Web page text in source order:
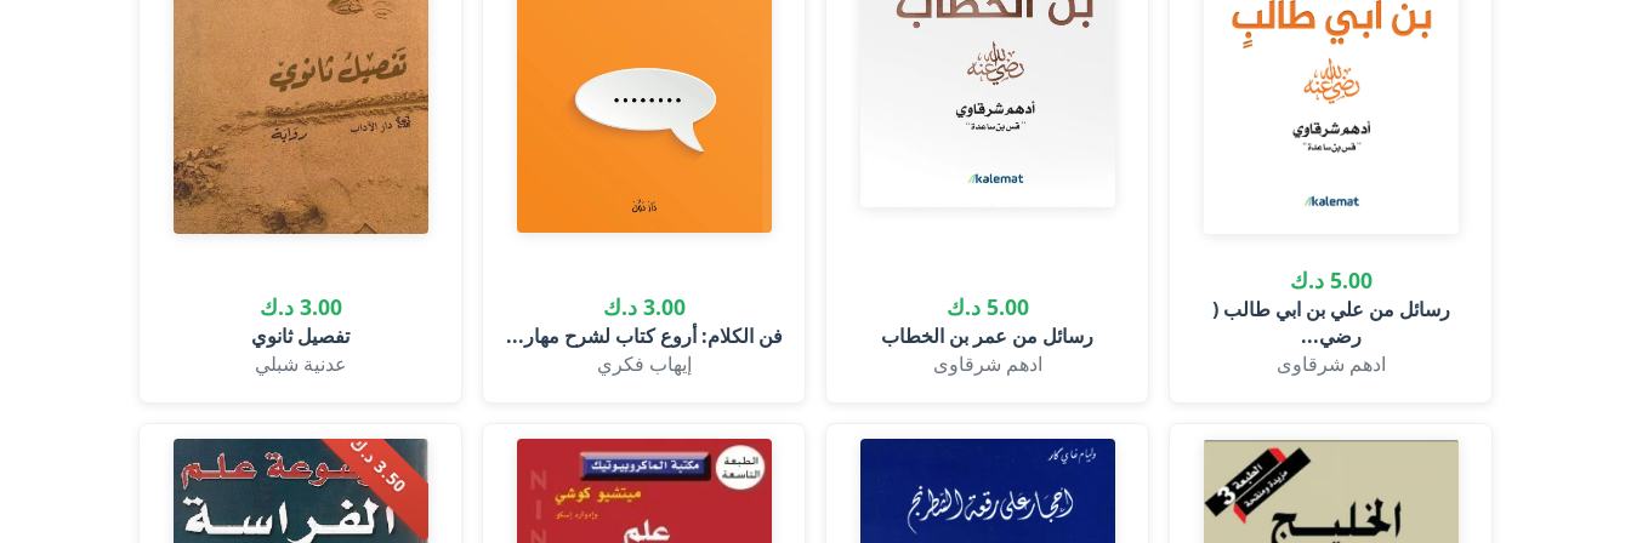
5.00 د.ك
رسائل من علي بن ابي طالب (
رضي...
ادهم شرقاوى
5.00 د.ك
رسائل من عمر بن الخطاب
ادهم شرقاوى
3.00 د.ك
فن الكلام: أروع كتاب لشرح مهار...
إيهاب فكري
3.00 د.ك
تفصيل ثانوي
عدنية شبلي
3
.
5
0
د
.
ك